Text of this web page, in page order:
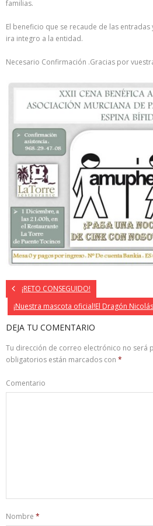
familias.
El beneficio que se recaude de las
ira integro a la entidad.
Necesario Confirmación .Gracias por
¡RETO CONSEGUIDO!
¡Nuestra mascota oficial!El Dragón
DEJA TU COMENTARIO
Tu dirección de correo electrónico no será
obligatorios están marcados con *
Comentario
Nombre *